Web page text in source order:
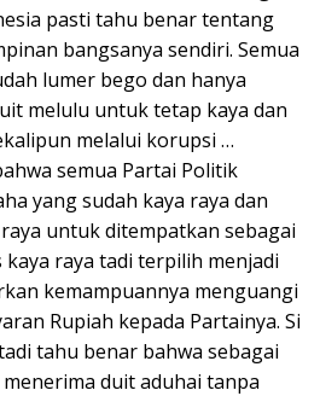
pasti tahu benar tentang
bangsanya sendiri. Semua
lumer bego dan hanya
melulu untuk tetap kaya dan
melalui korupsi …
semua Partai Politik
yang sudah kaya raya dan
untuk ditempatkan sebagai
kaya raya tadi terpilih menjadi
kemampuannya menguangi
Rupiah kepada Partainya. Si
tahu benar bahwa sebagai
duit aduhai tanpa